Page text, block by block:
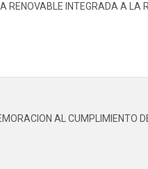
RENOVABLE INTEGRADA A LA
AL CUMPLIMIENTO